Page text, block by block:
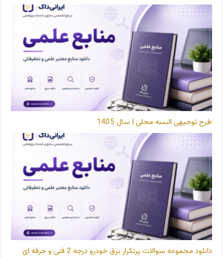
طرح توجیهی البسه محلی | سال 1405
دانلود مجموعه سوالات پرتکرار برق خودرو درجه 2 فنی و حرفه ای